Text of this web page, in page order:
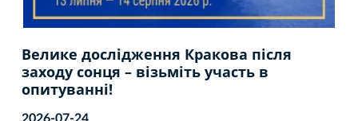
Велике дослідження Кракова після
заходу сонця – візьміть участь в
опитуванні!
2026-07-24